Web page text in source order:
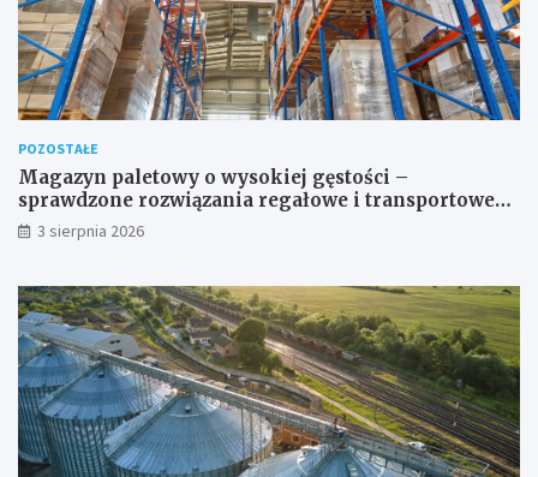
POZOSTAŁE
Magazyn paletowy o wysokiej gęstości –
sprawdzone rozwiązania regałowe i transportowe
dla wymagających przestrzeni
3 sierpnia 2026